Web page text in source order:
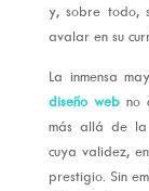
y, sobre todo,
avalar en su
La inmensa
diseño webno
más allá de la
cuya validez,
prestigio. Sin